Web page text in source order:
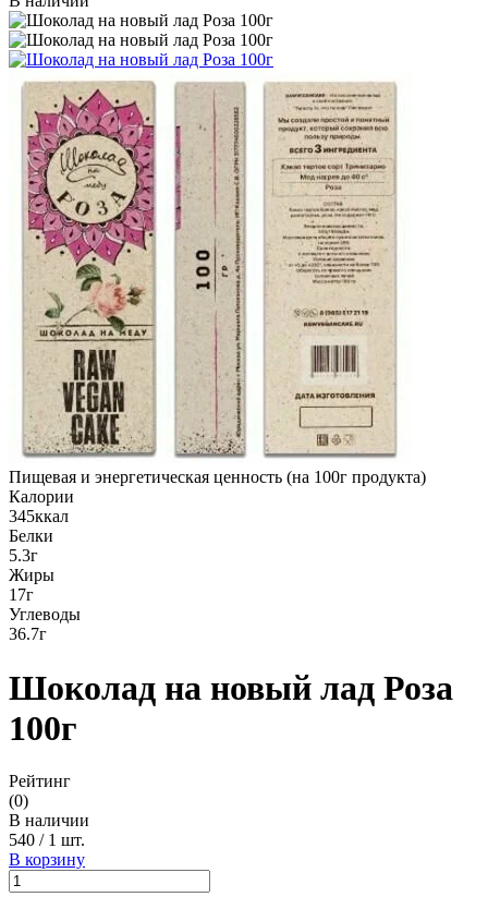
Пищевая и энергетическая ценность (на 100г продукта)
Калории
345ккал
Белки
5.3г
Жиры
17г
Углеводы
36.7г
Шоколад на новый лад Роза
100г
Рейтинг
(0)
В наличии
540 / 1 шт.
В корзину